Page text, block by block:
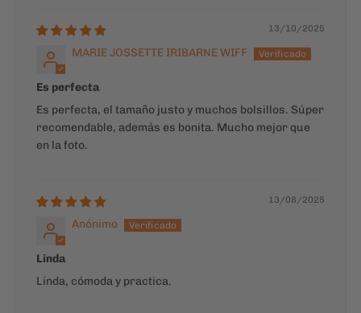
13/10/2025
MARIE JOSSETTE IRIBARNE WIFF
Es perfecta
Es perfecta, el tamaño justo y muchos bolsillos. Súper
recomendable, además es bonita. Mucho mejor que
en la foto.
13/08/2025
Anónimo
Linda
Linda, cómoda y practica.